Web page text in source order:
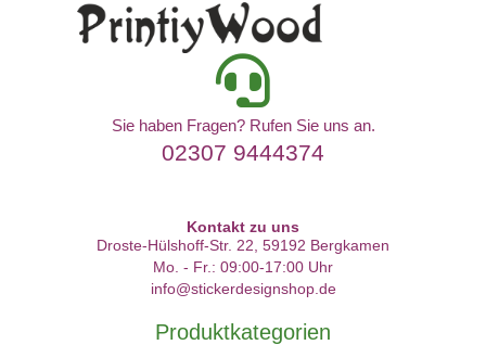
Sie haben Fragen? Rufen Sie uns an.
02307 9444374
Kontakt zu uns
Droste-Hülshoff-Str. 22, 59192 Bergkamen
Mo. - Fr.: 09:00-17:00 Uhr
info@stickerdesignshop.de
Produktkategorien